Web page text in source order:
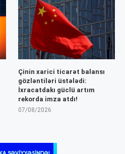
Çinin xarici ticarət balansı
gözləntiləri üstələdi:
İxracatdakı güclü artım
rekorda imza atdı!
07/08/2026